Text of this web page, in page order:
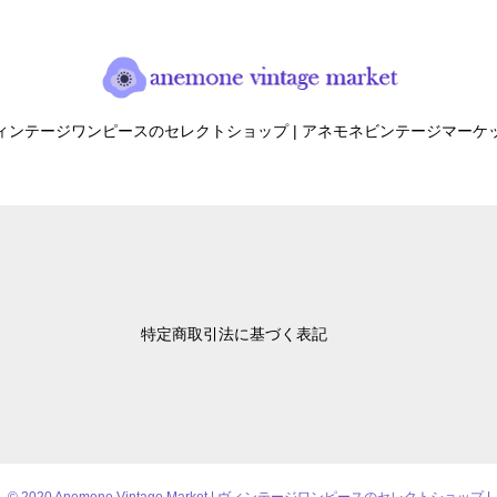
ンテージワンピースのセレクトショップ | アネモネビンテージマーケ
特定商取引法に基づく表記